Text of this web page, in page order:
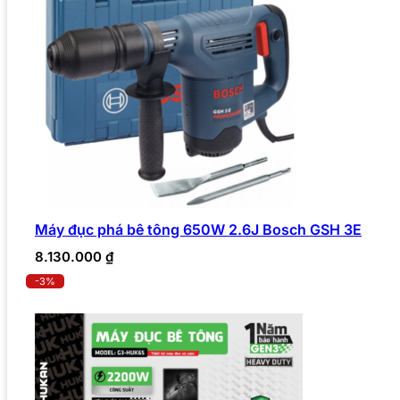
Máy đục phá bê tông 650W 2.6J Bosch GSH 3E
8.130.000 ₫
-3%